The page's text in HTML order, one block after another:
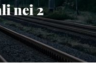
nei 2